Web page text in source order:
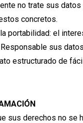
no trate sus
concretos.
portabilidad: el
sus
estructurado de
sus derechos no se